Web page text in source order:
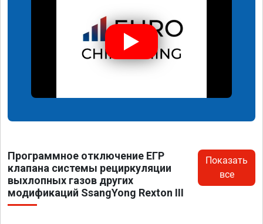
Программное отключение ЕГР
клапана системы рециркуляции
выхлопных газов других
модификаций SsangYong Rexton III
Показать
все